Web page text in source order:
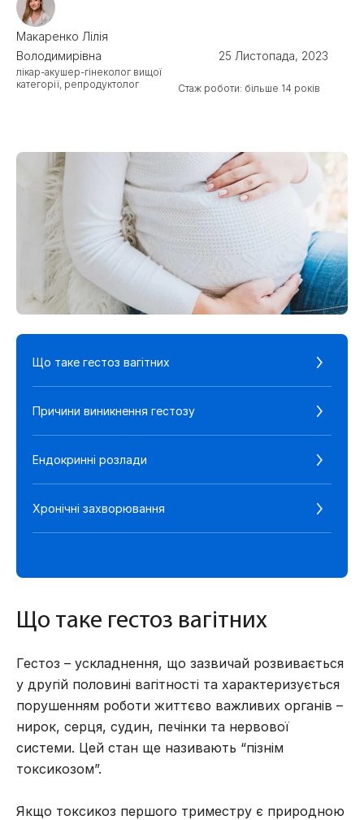
Макаренко Лілія
Володимирівна
лікар-акушер-гінеколог вищої
категорії, репродуктолог
Стаж роботи: більше 14 років
25 Листопада, 2023
Що таке гестоз вагітних
Причини виникнення гестозу
Ендокринні розлади
Хронічні захворювання
Що таке гестоз вагітних
Гестоз – ускладнення, що зазвичай розвивається
у другій половині вагітності та характеризується
порушенням роботи життєво важливих органів –
нирок, серця, судин, печінки та нервової
системи. Цей стан ще називають “пізнім
токсикозом”.
Якщо токсикоз першого триместру є природною